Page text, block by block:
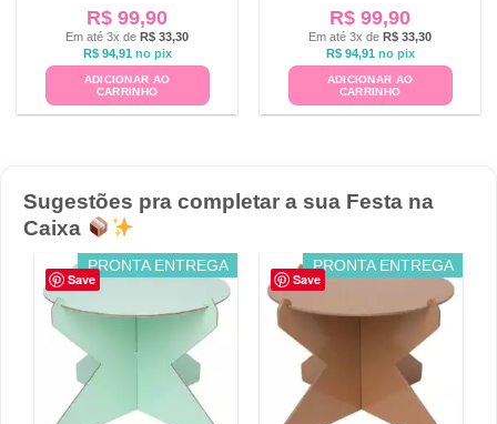
R$ 99,90
Em até 3x de R$ 33,30
R$94,91 no pix
ADICIONAR AO
CARRINHO
R$ 99,90
Em até 3x de R$ 33,30
R$94,91 no pix
ADICIONAR AO
CARRINHO
Sugestões pra completar a sua Festa na
Caixa
Save
PRONTA ENTREGA
Save
PRONTA ENTREGA